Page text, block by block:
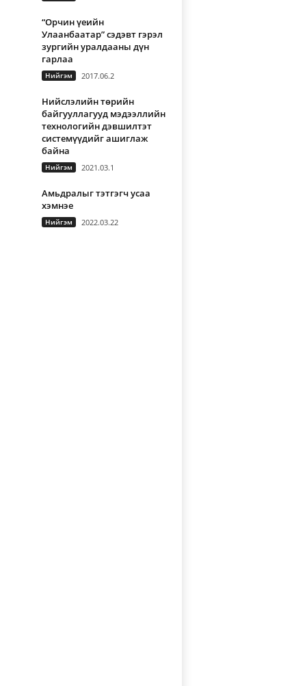
“Орчин үеийн
Улаанбаатар” сэдэвт гэрэл
зургийн уралдааны дүн
гарлаа
Нийгэм 2017.06.2
Нийслэлийн төрийн
байгууллагууд мэдээллийн
технологийн дэвшилтэт
системүүдийг ашиглаж
байна
Нийгэм 2021.03.1
Амьдралыг тэтгэгч усаа
хэмнэе
Нийгэм 2022.03.22